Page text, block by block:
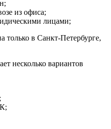
из офиса;
лицами;
только в Санкт-Петербурге,
несколько вариантов